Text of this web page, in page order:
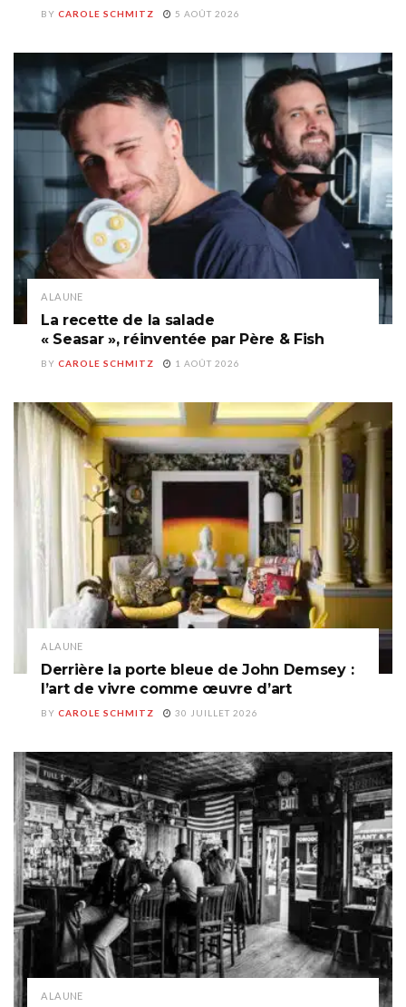
BY CAROLE SCHMITZ 5 AOÛT 2026
A LA UNE
La recette de la salade
« Seasar », réinventée par Père & Fish
BY CAROLE SCHMITZ 1 AOÛT 2026
A LA UNE
Derrière la porte bleue de John Demsey :
l’art de vivre comme œuvre d’art
BY CAROLE SCHMITZ 30 JUILLET 2026
A LA UNE